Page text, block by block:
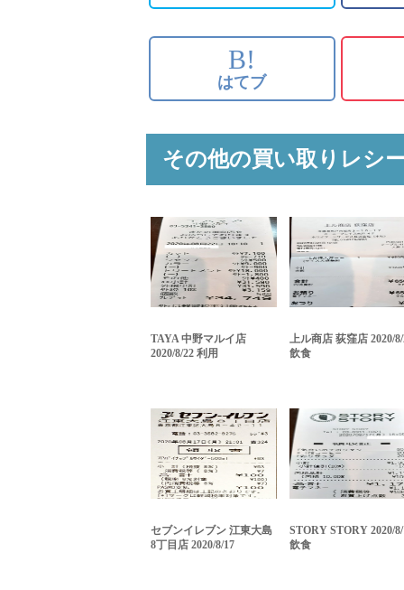
B!
はてブ
その他の買い取りレシ
TAYA 中野マルイ店
2020/8/22 利用
上ル商店 荻窪店 2020/
飲食
セブンイレブン 江東大島
8丁目店 2020/8/17
STORY STORY 2020/
飲食